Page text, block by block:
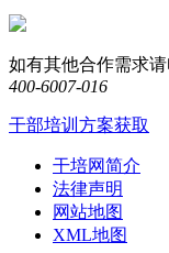
如有其他合作需求
400-6007-016
干部培训方案获取
干培网简介
法律声明
网站地图
XML地图